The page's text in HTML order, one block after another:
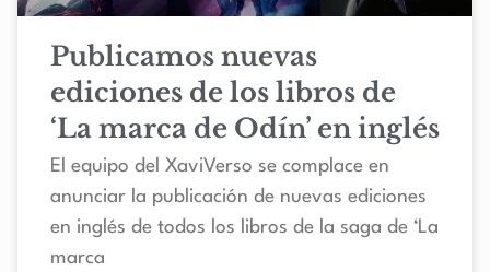
Publicamos nuevas
ediciones de los libros de
‘La marca de Odín’ en inglés
El equipo del XaviVerso se complace en
anunciar la publicación de nuevas ediciones
en inglés de todos los libros de la saga de ‘La
marca